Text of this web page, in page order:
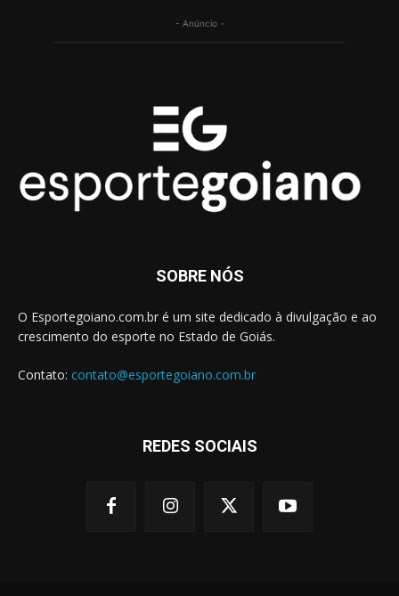
- Anúncio -
SOBRE NÓS
O Esportegoiano.com.br é um site dedicado à divulgação e ao
crescimento do esporte no Estado de Goiás.
Contato: contato@esportegoiano.com.br
REDES SOCIAIS